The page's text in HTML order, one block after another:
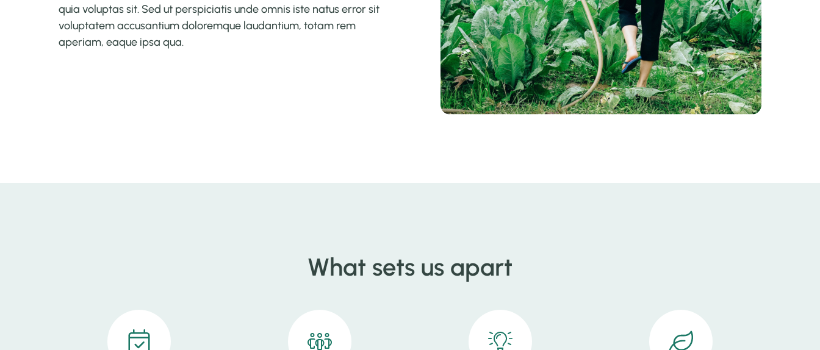
quia voluptas sit. Sed ut perspiciatis unde omnis iste natus error sit
voluptatem accusantium doloremque laudantium, totam rem
aperiam, eaque ipsa qua.
What sets us apart